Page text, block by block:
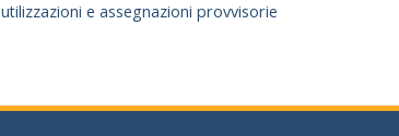
utilizzazioni e assegnazioni provvisorie